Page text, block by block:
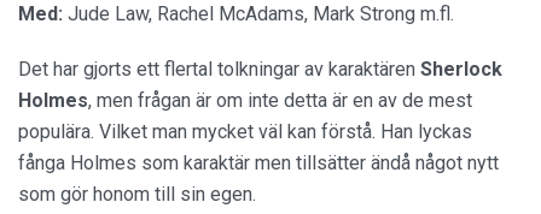
Med: Jude Law, Rachel McAdams, Mark Strong m.fl.
Det har gjorts ett flertal tolkningar av karaktären Sherlock
Holmes, men frågan är om inte detta är en av de mest
populära. Vilket man mycket väl kan förstå. Han lyckas
fånga Holmes som karaktär men tillsätter ändå något nytt
som gör honom till sin egen.